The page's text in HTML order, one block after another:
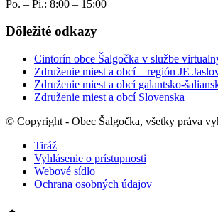
Po. – Pi.: 8:00 – 15:00
Dôležité odkazy
Cintorín obce Šalgočka v službe
Združenie miest a obcí – región JE
Združenie miest a obcí galantsko-
Združenie miest a obcí Slovenska
© Copyright - Obec Šalgočka, všetky práva
Tiráž
Vyhlásenie o prístupnosti
Webové sídlo
Ochrana osobných údajov